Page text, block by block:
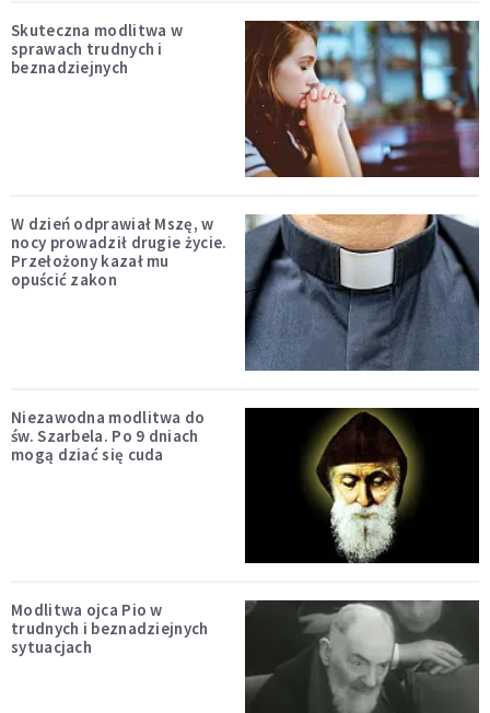
Skuteczna modlitwa w
sprawach trudnych i
beznadziejnych
W dzień odprawiał Mszę, w
nocy prowadził drugie życie.
Przełożony kazał mu
opuścić zakon
Niezawodna modlitwa do
św. Szarbela. Po 9 dniach
mogą dziać się cuda
Modlitwa ojca Pio w
trudnych i beznadziejnych
sytuacjach